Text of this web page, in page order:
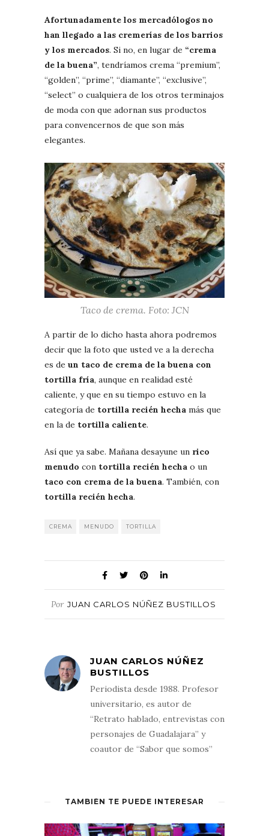
Afortunadamente los mercadólogos no
han llegado a las cremerías de los barrios
y los mercados. Si no, en lugar de “crema
de la buena”, tendríamos crema “premium”,
“golden”, “prime”, “diamante”, “exclusive”,
“select” o cualquiera de los otros terminajos
de moda con que adornan sus productos
para convencernos de que son más
elegantes.
Taco de crema. Foto: JCN
A partir de lo dicho hasta ahora podremos
decir que la foto que usted ve a la derecha
es de un taco de crema de la buena con
tortilla fría, aunque en realidad esté
caliente, y que en su tiempo estuvo en la
categoría de tortilla recién hecha más que
en la de tortilla caliente.
Así que ya sabe. Mañana desayune un rico
menudo con tortilla recién hecha o un
taco con crema de la buena. También, con
tortilla recién hecha.
CREMA MENUDO TORTILLA
Por JUAN CARLOS NÚÑEZ BUSTILLOS
JUAN CARLOS NÚÑEZ
BUSTILLOS
Periodista desde 1988. Profesor
universitario, es autor de
“Retrato hablado, entrevistas con
personajes de Guadalajara” y
coautor de “Sabor que somos”
TAMBIÉN TE PUEDE INTERESAR